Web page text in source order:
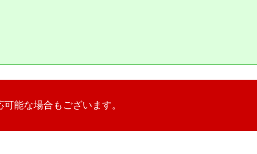
能な場合もございます。